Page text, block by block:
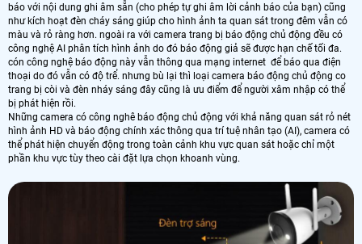
báo với nội dung ghi âm sẵn (cho phép tự ghi âm lời cảnh báo của bạn) cũng
như kích hoạt đèn cháy sáng giúp cho hình ảnh ta quan sát trong đêm vẫn có
màu và rỏ ràng hơn. ngoài ra với camera trang bị báo động chủ động đều có
công nghệ AI phân tích hình ảnh do đó báo động giả sẽ được hạn chế tối đa.
cón công nghệ báo động này vẫn thông qua mạng internet để báo qua điện
thoại do đó vẫn có độ trể. nhưng bù lại thì loại camera báo động chủ động co
trang bị còi và đèn nháy sáng đây cũng là ưu điểm để người xâm nhập có thể
bị phát hiện rồi.
Những camera có công nghê báo động chủ động với khả năng quan sát rỏ nét
hình ảnh HD và báo động chính xác thông qua trí tuệ nhân tạo (AI), camera có
thể phát hiện chuyển động trong toàn cảnh khu vực quan sát hoặc chỉ một
phần khu vực tùy theo cài đặt lựa chọn khoanh vùng.